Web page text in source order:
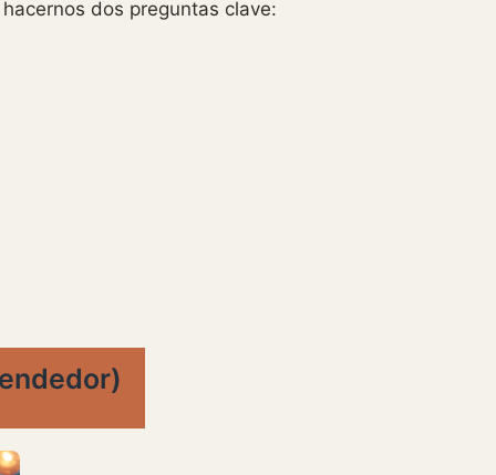
dos preguntas clave: